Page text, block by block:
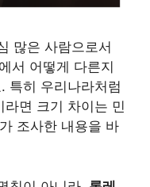
많은 사람으로서
서 어떻게 다른지
특히 우리나라처럼
면 크기 차이는 민
조사한 내용을 바